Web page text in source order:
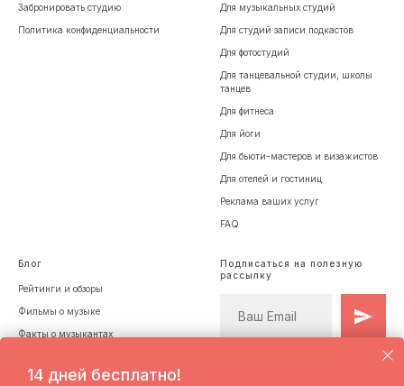
14 дней бесплатно!
Забронировать студию
Политика конфиденциальности
Для музыкальных студий
Для студий записи подкастов
Для фотостудий
Для танцевальной студии, школы
танцев
Для фитнеса
Для йоги
Для бьюти-мастеров и визажистов
Для отелей и гостиниц
Реклама ваших услуг
FAQ
Блог
Рейтинги и обзоры
Фильмы о музыке
Факты о музыкантах
TSKY
Подписаться на полезную
рассылку